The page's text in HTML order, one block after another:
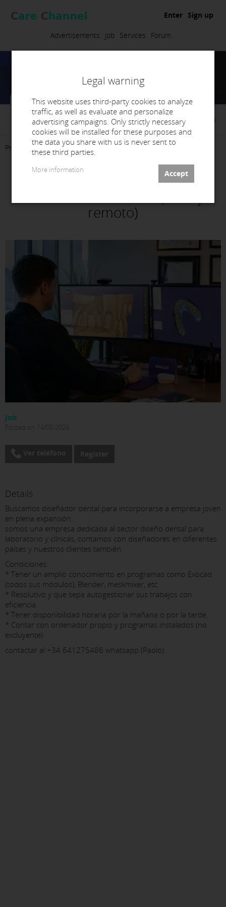
Advertisements Job Services Forum
Enter Sign up
GAZZOTTI Digital Lab
Presentation Products Services Jobs Contact
SABES DISEÑAR? ENTONCES TE
remoto)
Job
Posted on 14/05/2026
Details
Buscamos diseñador dental para incorporarse a empresa joven
en plena expansión.
somos una empresa dedicada al sector diseño dental para
laboratorio y clínicas, contamos con diseñadores en diferentes
países y nuestros clientes también.
Condiciones:
* Tener un amplio conocimiento en programas como Exocad
(todos sus módulos), Blender, meskmixer, etc.
* Resolutivo y que sepa autogestionar sus trabajos con
eficiencia.
* Tener disponibilidad horaria por la mañana o por la tarde.
* Contar con ordenador propio y programas instalados (no
excluyente)
contactar al +34 641275486 whatsapp (Paolo)
Legal warning
This website uses third-party cookies to analyze
traffic, as well as evaluate and personalize
advertising campaigns. Only strictly necessary
cookies will be installed for these purposes and
the data you share with us is never sent to
these third parties.
More information